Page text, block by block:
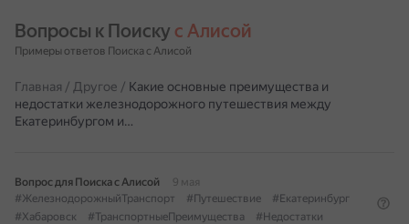
Вопросы к Поиску с Алисой
Примеры ответов Поиска с Алисой
Главная / Другое / Какие основные преимущества и
недостатки железнодорожного путешествия между
Екатеринбургом и…
Вопрос для Поиска с Алисой
9 мая
#ЖелезнодорожныйТранспорт
#Путешествие
#Екатеринбург
#Хабаровск
#ТранспортныеПреимущества #Недостатки